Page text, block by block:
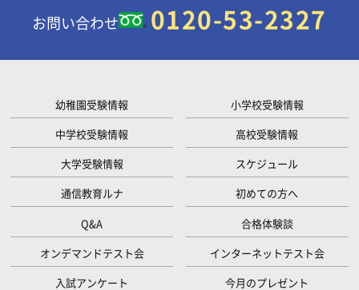
お問い合わせ 0120-53-2327
幼稚園受験情報
小学校受験情報
中学校受験情報
高校受験情報
大学受験情報
スケジュール
通信教育ルナ
初めての方へ
Q&A
合格体験談
オンデマンドテスト会
インターネットテスト会
入試アンケート
今月のプレゼント